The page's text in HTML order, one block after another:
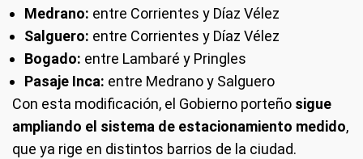
Medrano: entre Corrientes y Díaz Vélez
Salguero: entre Corrientes y Díaz Vélez
Bogado: entre Lambaré y Pringles
Pasaje Inca: entre Medrano y Salguero
Con esta modificación, el Gobierno porteño sigue
ampliando el sistema de estacionamiento medido,
que ya rige en distintos barrios de la ciudad.